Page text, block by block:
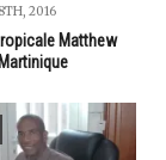
2016
Matthew